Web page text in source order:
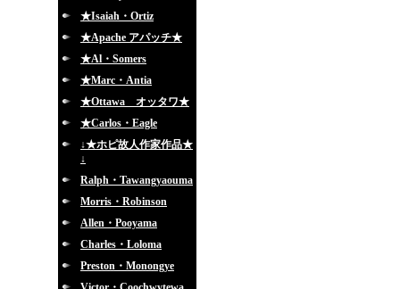
★Isaiah・Ortiz
★Apache アパッチ★
★Al・Somers
★Marc・Antia
★Ottawa オッタワ★
★Carlos・Eagle
↓★ホピ故人作家作品★
↓
Ralph・Tawangyaouma
Morris・Robinson
Allen・Pooyama
Charles・Loloma
Preston・Monongye